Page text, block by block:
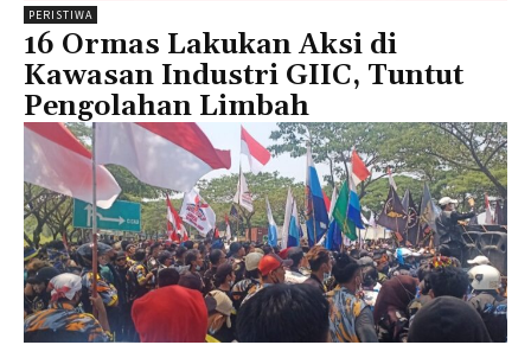
PERISTIWA
16 Ormas Lakukan Aksi di
Kawasan Industri GIIC, Tuntut
Pengolahan Limbah